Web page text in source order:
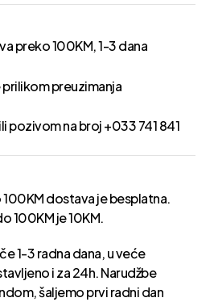
preko 100KM, 1-3 dana
preuzimanja
pozivom na broj +033 741 841
dostava je besplatna.
100KM je 10KM.
1-3 radna dana, u veće
i za 24h. Narudžbe
šaljemo prvi radni dan